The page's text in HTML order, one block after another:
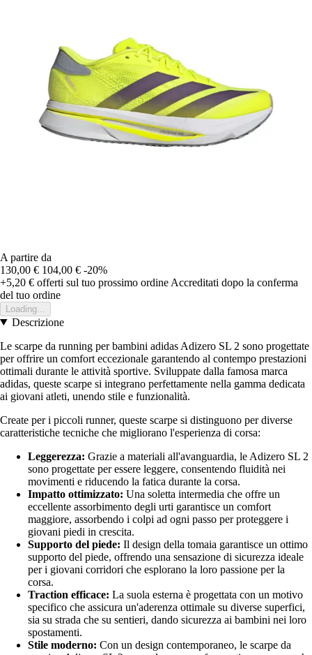
A partire da
130,00 € 104,00 € -20%
+5,20 € offerti sul tuo prossimo ordine Accreditati dopo la conferma
del tuo ordine
Loading...
Descrizione
Le scarpe da running per bambini adidas Adizero SL 2 sono progettate
per offrire un comfort eccezionale garantendo al contempo prestazioni
ottimali durante le attività sportive. Sviluppate dalla famosa marca
adidas, queste scarpe si integrano perfettamente nella gamma dedicata
ai giovani atleti, unendo stile e funzionalità.
Create per i piccoli runner, queste scarpe si distinguono per diverse
caratteristiche tecniche che migliorano l'esperienza di corsa:
Leggerezza: Grazie a materiali all'avanguardia, le Adizero SL 2
sono progettate per essere leggere, consentendo fluidità nei
movimenti e riducendo la fatica durante la corsa.
Impatto ottimizzato: Una soletta intermedia che offre un
eccellente assorbimento degli urti garantisce un comfort
maggiore, assorbendo i colpi ad ogni passo per proteggere i
giovani piedi in crescita.
Supporto del piede: Il design della tomaia garantisce un ottimo
supporto del piede, offrendo una sensazione di sicurezza ideale
per i giovani corridori che esplorano la loro passione per la
corsa.
Traction efficace: La suola esterna è progettata con un motivo
specifico che assicura un'aderenza ottimale su diverse superfici,
sia su strada che su sentieri, dando sicurezza ai bambini nei loro
spostamenti.
Stile moderno: Con un design contemporaneo, le scarpe da